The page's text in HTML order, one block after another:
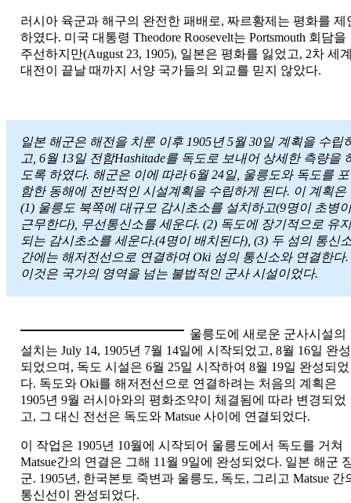
러시아 육군과 해구의 완전한 패배로, 짜르황제는 평화를 제
하였다. 미국 대통령 Theodore Roosevelt는 Portsmouth 회담을
주선하지만(August 23, 1905), 일본은 평화를 잃었고, 2차 세
대전이 끝날 때까지 서양 국가들의 외교를 믿지 않았다.
일본 해군은 해전을 치룬 이후 1905년 5월 30일 계획을 수립
고, 6월 13일 전함Hashitade를 독도로 보내어 상세한 측량을
도록 하였다. 해군은 이에 따라 6월 24일, 울릉도와 독도를 포
함한 동해에 전반적인 시설계획을 수립하게 된다. 이 계획은
(1) 울릉도 북쪽에 대규모 감시초소를 설치하고(9명이 초병이
근무한다), 무선통신소를 세운다. (2) 독도에 장기적으로 유지
되는 감시초소를 세운다.(4명이 배치된다), (3) 두 섬의 통신
간에는 해저전선으로 연결하여 Oki 섬의 통신소와 연결한다.
이것은 국가의 영역을 넘는 불법적인 군사 시설이었다.
울릉도에 새로운 군사시설의
설치는 July 14, 1905년 7월 14일에 시작되었고, 8월 16일 완성
되었으며, 독도 시설은 6월 25일 시작하여 8월 19일 완성되었
다. 독도와 Oki를 해저전선으로 연결하려는 처음의 계획은
1905년 9월 러시아와의 평화조약이 체결됨에 따라 변경되었
고, 그 대신 전선은 독도와 Matsue 사이에 연결되었다.
이 작업은 1905년 10월에 시작되어 울릉도에서 독도를 거쳐
Matsue간의 연결은 그해 11월 9일에 완성되었다. 일본 해군
군. 1905년, 한국본토 죽변과 울릉도, 독도, 그리고 Matsue 간
통신선이 완성되었다.